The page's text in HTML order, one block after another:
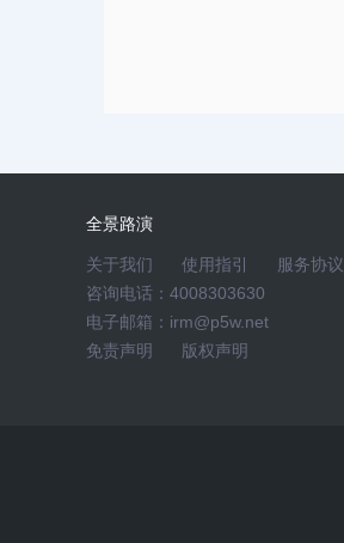
全景路演
关于我们 使用指引 服务协议
咨询电话：4008303630
电子邮箱： irm@p5w.net
免责声明
版权声明